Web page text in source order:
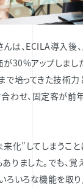
は、ECILA導入後
30%アップしまし
で培ってきた技術
合わせ、固定客が
来化”してしまうこ
りました。でも、覚
ろいろな機能を取